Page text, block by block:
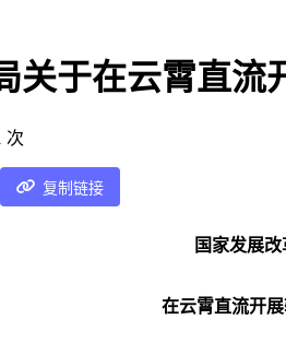
关于在云霄直流
次
复制链接
国家发展
在云霄直流开